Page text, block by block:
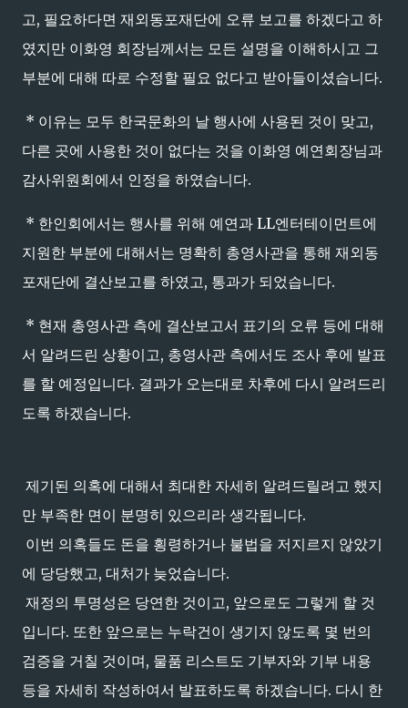
고, 필요하다면 재외동포재단에 오류 보고를 하겠다고 하
였지만 이화영 회장님께서는 모든 설명을 이해하시고 그
부분에 대해 따로 수정할 필요 없다고 받아들이셨습니다.
* 이유는 모두 한국문화의 날 행사에 사용된 것이 맞고,
다른 곳에 사용한 것이 없다는 것을 이화영 예연회장님과
감사위원회에서 인정을 하였습니다.
* 한인회에서는 행사를 위해 예연과 LL엔터테이먼트에
지원한 부분에 대해서는 명확히 총영사관을 통해 재외동
포재단에 결산보고를 하였고, 통과가 되었습니다.
* 현재 총영사관 측에 결산보고서 표기의 오류 등에 대해
서 알려드린 상황이고, 총영사관 측에서도 조사 후에 발표
를 할 예정입니다. 결과가 오는대로 차후에 다시 알려드리
도록 하겠습니다.
제기된 의혹에 대해서 최대한 자세히 알려드릴려고 했지
만 부족한 면이 분명히 있으리라 생각됩니다.
이번 의혹들도 돈을 횡령하거나 불법을 저지르지 않았기
에 당당했고, 대처가 늦었습니다.
재정의 투명성은 당연한 것이고, 앞으로도 그렇게 할 것
입니다. 또한 앞으로는 누락건이 생기지 않도록 몇 번의
검증을 거칠 것이며, 물품 리스트도 기부자와 기부 내용
등을 자세히 작성하여서 발표하도록 하겠습니다. 다시 한